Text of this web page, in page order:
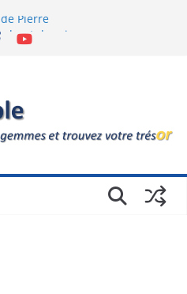
Pierre
haut des cimes
du Christ